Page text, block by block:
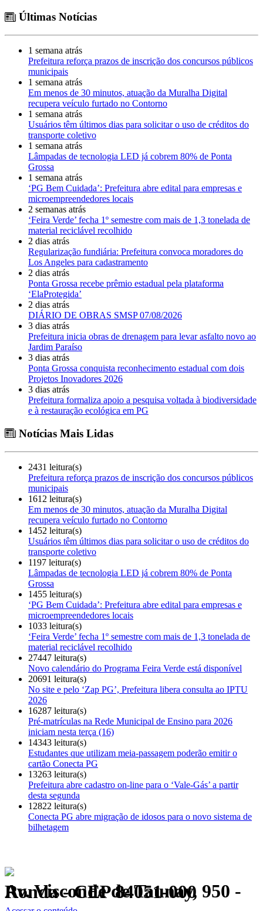
Últimas Notícias
1 semana atrás
Prefeitura reforça prazos de inscrição dos concursos públicos
municipais
1 semana atrás
Em menos de 30 minutos, atuação da Muralha Digital
recupera veículo furtado no Contorno
1 semana atrás
Usuários têm últimos dias para solicitar o uso de créditos do
transporte coletivo
1 semana atrás
Lâmpadas de tecnologia LED já cobrem 80% de Ponta
Grossa
1 semana atrás
‘PG Bem Cuidada’: Prefeitura abre edital para empresas e
microempreendedores locais
2 semanas atrás
‘Feira Verde’ fecha 1º semestre com mais de 1,3 tonelada de
material reciclável recolhido
2 dias atrás
Regularização fundiária: Prefeitura convoca moradores do
Los Angeles para cadastramento
2 dias atrás
Ponta Grossa recebe prêmio estadual pela plataforma
‘ElaProtegida’
2 dias atrás
DIÁRIO DE OBRAS SMSP 07/08/2026
3 dias atrás
Prefeitura inicia obras de drenagem para levar asfalto novo ao
Jardim Paraíso
3 dias atrás
Ponta Grossa conquista reconhecimento estadual com dois
Projetos Inovadores 2026
3 dias atrás
Prefeitura formaliza apoio a pesquisa voltada à biodiversidade
e à restauração ecológica em PG
Notícias Mais Lidas
2431 leitura(s)
Prefeitura reforça prazos de inscrição dos concursos públicos
municipais
1612 leitura(s)
Em menos de 30 minutos, atuação da Muralha Digital
recupera veículo furtado no Contorno
1452 leitura(s)
Usuários têm últimos dias para solicitar o uso de créditos do
transporte coletivo
1197 leitura(s)
Lâmpadas de tecnologia LED já cobrem 80% de Ponta
Grossa
1455 leitura(s)
‘PG Bem Cuidada’: Prefeitura abre edital para empresas e
microempreendedores locais
1033 leitura(s)
‘Feira Verde’ fecha 1º semestre com mais de 1,3 tonelada de
material reciclável recolhido
27447 leitura(s)
Novo calendário do Programa Feira Verde está disponível
20691 leitura(s)
No site e pelo ‘Zap PG’, Prefeitura libera consulta ao IPTU
2026
16287 leitura(s)
Pré-matrículas na Rede Municipal de Ensino para 2026
iniciam nesta terça (16)
14343 leitura(s)
Estudantes que utilizam meia-passagem poderão emitir o
cartão Conecta PG
13263 leitura(s)
Prefeitura abre cadastro on-line para o ‘Vale-Gás’ a partir
desta segunda
12822 leitura(s)
Conecta PG abre migração de idosos para o novo sistema de
bilhetagem
Av. Visconde de Taunay, 950 - Ronda - CEP 84051-000
Política de Privacidade.